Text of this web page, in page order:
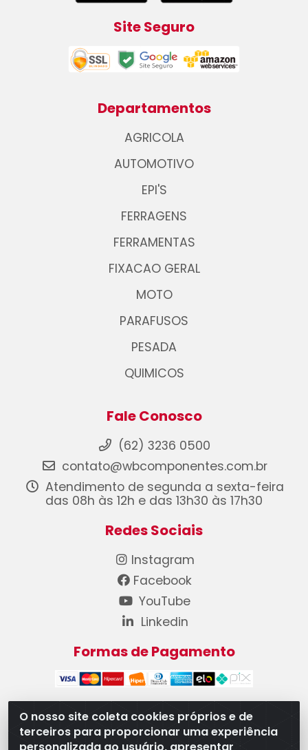
O nosso site coleta cookies próprios e de
terceiros para proporcionar uma experiência
Site Seguro
Departamentos
AGRICOLA
AUTOMOTIVO
EPI'S
FERRAGENS
FERRAMENTAS
FIXACAO GERAL
MOTO
PARAFUSOS
PESADA
QUIMICOS
Fale Conosco
(62) 3236 0500
contato@wbcomponentes.com.br
Atendimento de segunda a sexta-feira
das 08h às 12h e das 13h30 às 17h30
Redes Sociais
Instagram
Facebook
YouTube
Linkedin
Formas de Pagamento
WB Componentes Automotivos LTDA - CNPJ
08.528.393/0001-12 - Rua do Níquel, 667 - Parque